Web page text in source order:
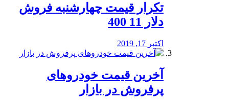
تکرار قیمت چهارشنبه فروش
دلار 11 400
اکتبر 17, 2019
آخرین قیمت خودرو‌های
پرفروش در بازار